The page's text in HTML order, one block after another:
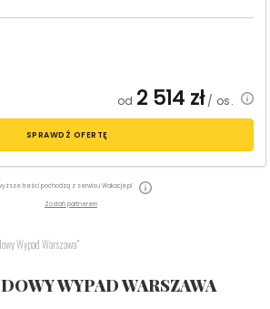
od 2 514 zł/ os.
SPRAWDŹ OFERTĘ
treści pochodzą z serwisu Wakacje.pl
Zostań partnerem
Wypad Warszawa"
WYPAD WARSZAWA